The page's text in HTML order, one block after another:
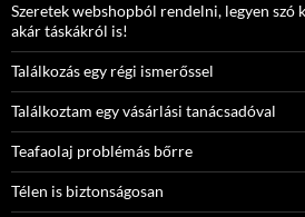
Szeretek webshopból rendelni, legyen szó
akár táskákról is!
Találkozás egy régi ismerőssel
Találkoztam egy vásárlási tanácsadóval
Teafaolaj problémás bőrre
Télen is biztonságosan